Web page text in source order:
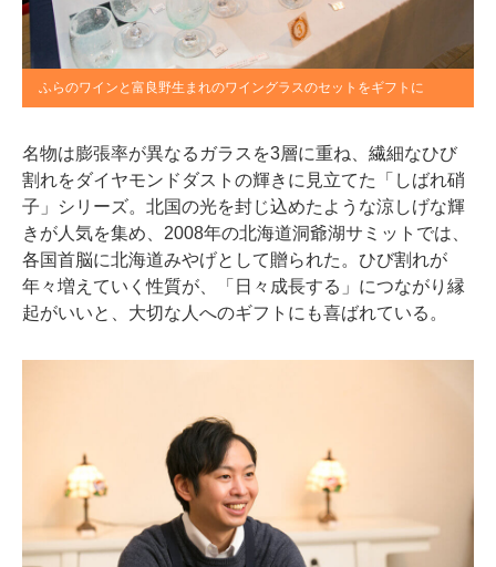
ふらのワインと富良野生まれのワイングラスのセットをギフトに
名物は膨張率が異なるガラスを3層に重ね、繊細なひび
割れをダイヤモンドダストの輝きに見立てた「しばれ硝
子」シリーズ。北国の光を封じ込めたような涼しげな輝
きが人気を集め、2008年の北海道洞爺湖サミットでは、
各国首脳に北海道みやげとして贈られた。ひび割れが
年々増えていく性質が、「日々成長する」につながり縁
起がいいと、大切な人へのギフトにも喜ばれている。